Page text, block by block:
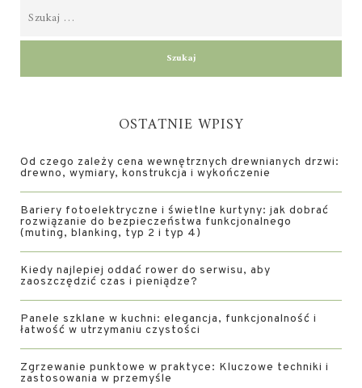
OSTATNIE WPISY
Od czego zależy cena wewnętrznych drewnianych drzwi:
drewno, wymiary, konstrukcja i wykończenie
Bariery fotoelektryczne i świetlne kurtyny: jak dobrać
rozwiązanie do bezpieczeństwa funkcjonalnego
(muting, blanking, typ 2 i typ 4)
Kiedy najlepiej oddać rower do serwisu, aby
zaoszczędzić czas i pieniądze?
Panele szklane w kuchni: elegancja, funkcjonalność i
łatwość w utrzymaniu czystości
Zgrzewanie punktowe w praktyce: Kluczowe techniki i
zastosowania w przemyśle